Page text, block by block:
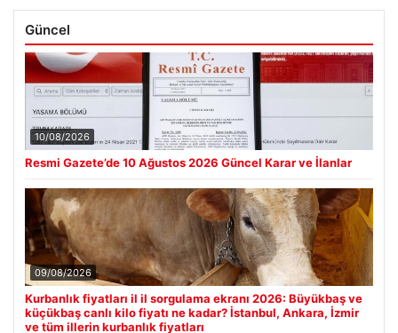
Güncel
10/08/2026
Resmi Gazete’de 10 Ağustos 2026 Güncel Karar ve İlanlar
09/08/2026
Kurbanlık fiyatları il il sorgulama ekranı 2026: Büyükbaş ve
küçükbaş canlı kilo fiyatı ne kadar? İstanbul, Ankara, İzmir
ve tüm illerin kurbanlık fiyatları